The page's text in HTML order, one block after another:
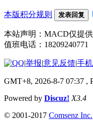
本版积分规则 发表回复
本站声明：MACD仅提
值班电话：
|举报|意见反馈|手
GMT+8, 2026-8-7 07:37 ,
Powered by Discuz! X3.4
© 2001-2017 Comsenz Inc.